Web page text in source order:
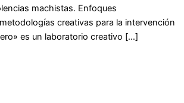
machistas. Enfoques
creativas para la intervención
es un laboratorio creativo […]